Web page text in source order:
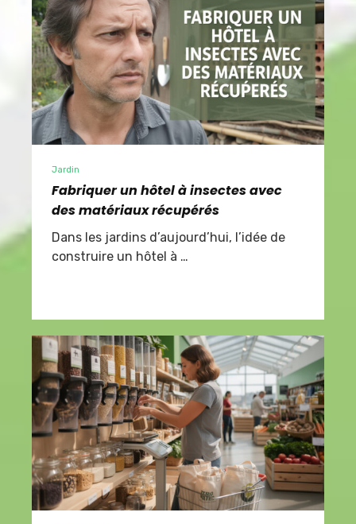
Jardin
Fabriquer un hôtel à insectes avec
des matériaux récupérés
Dans les jardins d’aujourd’hui, l’idée de
construire un hôtel à …